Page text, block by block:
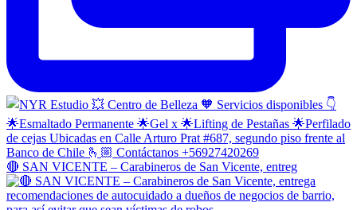
🔴 SAN VICENTE – Carabineros de San Vicente, entreg